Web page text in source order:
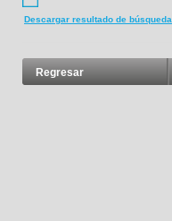
Descargar resultado de búsqueda
Regresar